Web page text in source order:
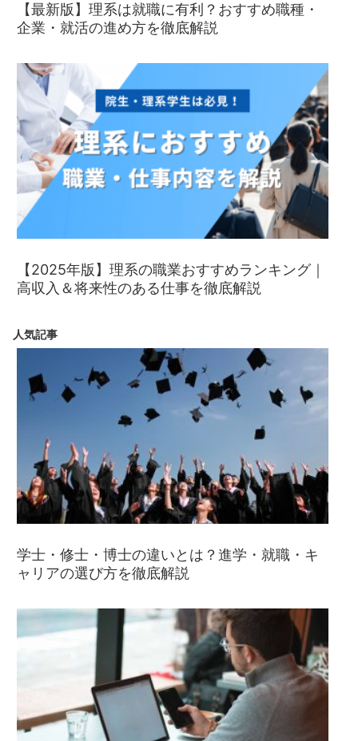
【最新版】理系は就職に有利？おすすめ職種・
企業・就活の進め方を徹底解説
【2025年版】理系の職業おすすめランキング｜
高収入＆将来性のある仕事を徹底解説
人気記事
学士・修士・博士の違いとは？進学・就職・キ
ャリアの選び方を徹底解説